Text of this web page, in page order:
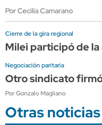
Por Cecilia Camarano
Cierre de la gira regional
Milei participó de la
Negociación paritaria
Otro sindicato
Por Gonzalo Magliano
Otras noticias